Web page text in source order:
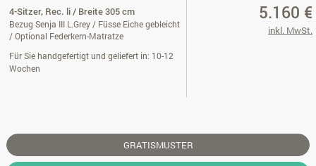
4-Sitzer, Rec. li / Breite 305 cm
Bezug Senja III L.Grey / Füsse Eiche gebleicht
/ Optional Federkern-Matratze
Für Sie handgefertigt und geliefert in: 10-12
Wochen
5.160 €
inkl. MwSt.
GRATISMUSTER